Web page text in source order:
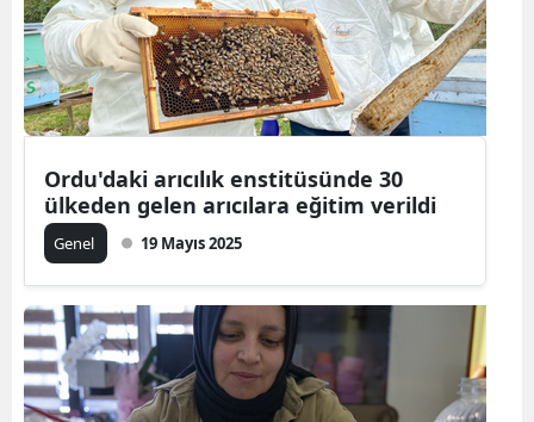
Ordu'daki arıcılık enstitüsünde 30
ülkeden gelen arıcılara eğitim verildi
Genel 19 Mayıs 2025